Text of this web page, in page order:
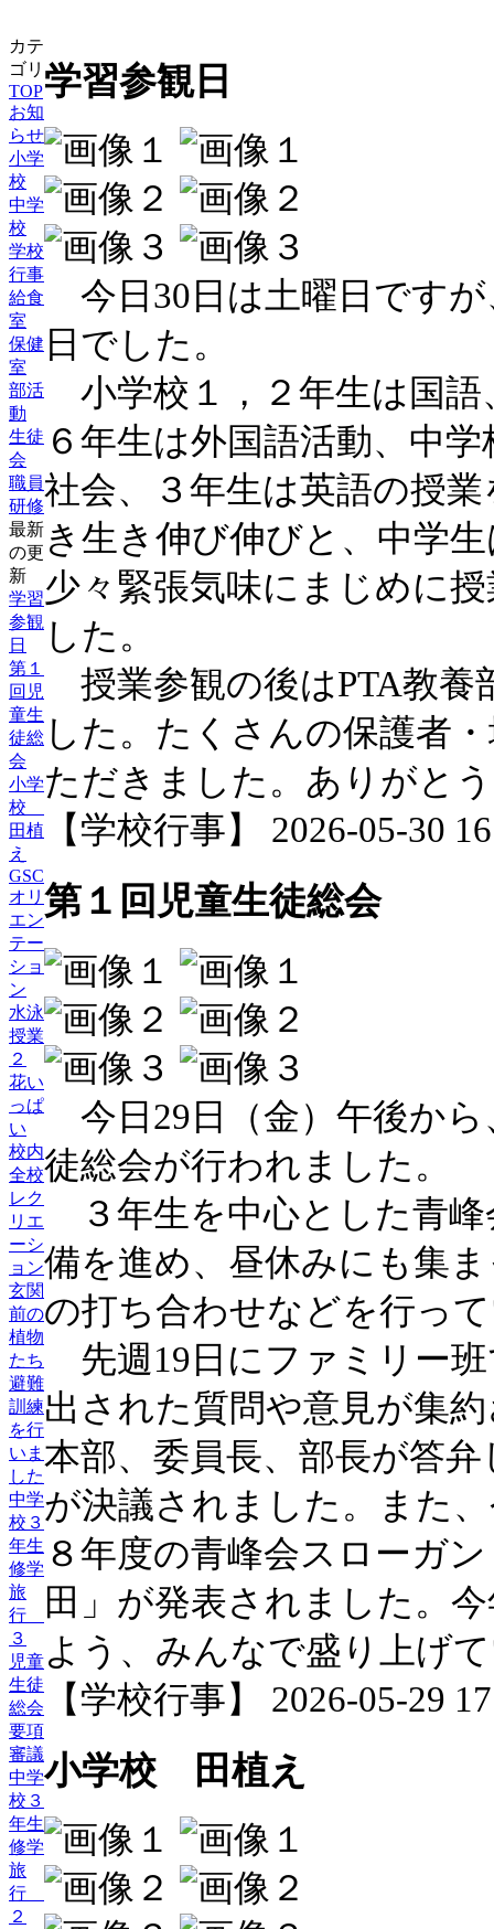
カテ
ゴリ
TOP
お知
らせ
小学
校
中学
校
学校
行事
給食
室
保健
室
部活
動
生徒
会
職員
研修
最新
の更
新
学習
参観
日
第１
回児
童生
徒総
会
小学
校
田植
え
GSC
オリ
エン
テー
ショ
ン
水泳
授業
２
花い
っぱ
い
校内
全校
レク
リエ
ーシ
ョン
玄関
前の
植物
たち
避難
訓練
を行
いま
した
中学
校３
年生
修学
旅
行
３
児童
生徒
総会
要項
審議
中学
校３
年生
修学
旅
行
２
学習参観日
今日30日は土曜日です
日でした。
小学校１，２年生は国語
６年生は外国語活動、中
社会、３年生は英語の授
き生き伸び伸びと、中学
少々緊張気味にまじめに
した。
授業参観の後はPTA教養
した。たくさんの保護者
ただきました。ありがと
【学校行事】 2026-05-30
第１回児童生徒総会
今日29日（金）午後から
徒総会が行われました。
３年生を中心とした青
備を進め、昼休みにも集
の打ち合わせなどを行っ
先週19日にファミリー
出された質問や意見が集
本部、委員長、部長が答
が決議されました。また
８年度の青峰会スローガ
田」が発表されました。
よう、みんなで盛り上げ
【学校行事】 2026-05-29
小学校 田植え